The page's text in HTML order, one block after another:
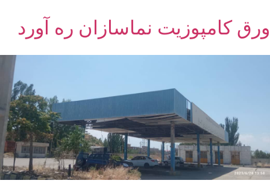
ورق کامپوزیت نماسازان ره آورد